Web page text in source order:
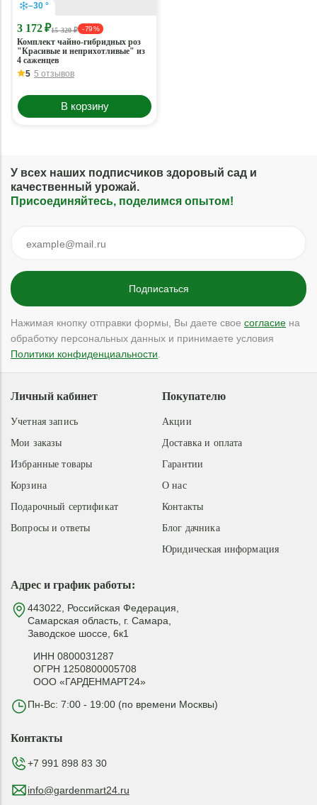
–30 °
3 172 ₽15 320 ₽ - 79 %
Комплект чайно-гибридных роз
"Красивые и неприхотливые" из
4 саженцев
5 5 отзывов
В корзину
У всех наших подписчиков здоровый сад и
качественный урожай.
Присоединяйтесь, поделимся опытом!
Нажимая кнопку отправки формы, Вы даете свое согласие на
обработку персональных данных и принимаете условия
Политики конфиденциальности
Адрес и график работы:
443022, Российская Федерация,
Самарская область, г. Самара,
Заводское шоссе, 6к1
ИНН 0800031287
ОГРН 1250800005708
ООО «ГАРДЕНМАРТ24»
Пн-Вс: 7:00 - 19:00 (по времени Москвы)
Покупателю
Акции
Доставка и оплата
Гарантии
О нас
Контакты
Блог дачника
Юридическая информация
Личный кабинет
Учетная запись
Мои заказы
Избранные товары
Корзина
Подарочный сертификат
Вопросы и ответы
Контакты
+7 991 898 83 30
info@gardenmart24.ru